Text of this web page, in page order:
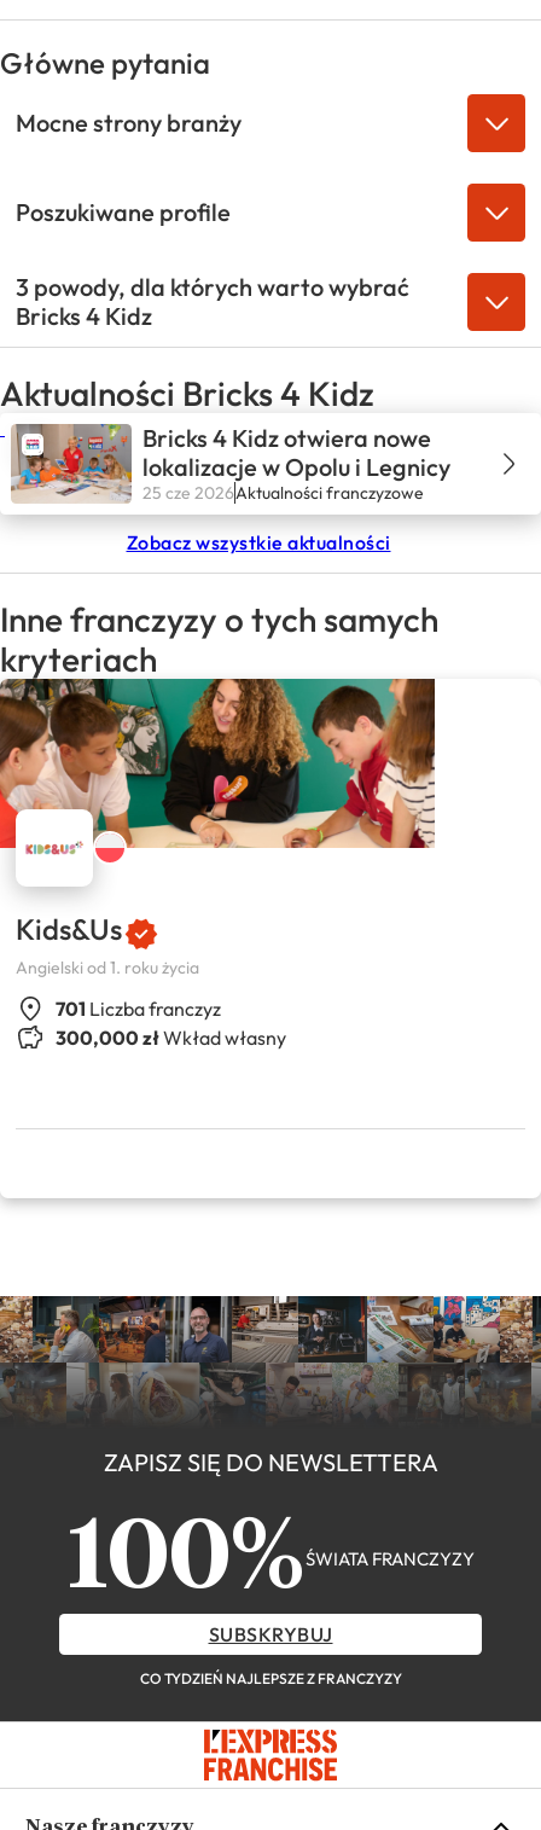
Główne pytania
Mocne strony branży
Poszukiwane profile
3 powody, dla których warto wybrać
Bricks 4 Kidz
Aktualności Bricks 4 Kidz
Bricks 4 Kidz otwiera nowe
lokalizacje w Opolu i Legnicy
25 cze 2026Aktualności franczyzowe
Zobacz wszystkie aktualności
Inne franczyzy o tych samych
kryteriach
Kids&Us
Angielski od 1. roku życia
701 Liczba franczyz
300,000 złWkład własny
ZAPISZ SIĘ DO NEWSLETTERA
100%ŚWIATA FRANCZYZY
SUBSKRYBUJ
CO TYDZIEŃ NAJLEPSZE Z FRANCZYZY